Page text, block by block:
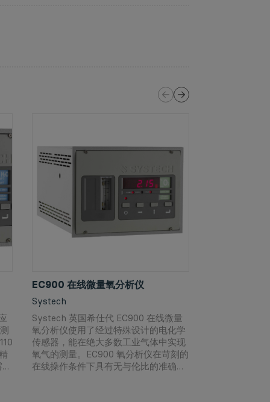
EC900 在线微量氧分析仪
Systech
Systech 英国希仕代 EC900 在线微量
氧分析仪使用了经过特殊设计的电化学
传感器，能在绝大多数工业气体中实现
氧气的测量。EC900 氧分析仪在苛刻的
在线操作条件下具有无与伦比的准确